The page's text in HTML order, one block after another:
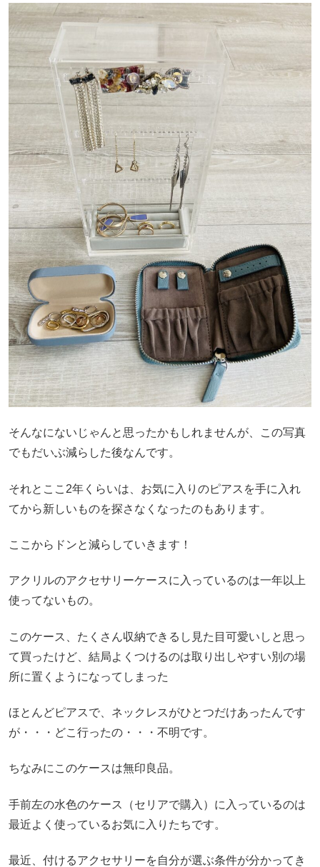
そんなにないじゃんと思ったかもしれませんが、この写真
でもだいぶ減らした後なんです。
それとここ2年くらいは、お気に入りのピアスを手に入れ
てから新しいものを探さなくなったのもあります。
ここからドンと減らしていきます！
アクリルのアクセサリーケースに入っているのは一年以上
使ってないもの。
このケース、たくさん収納できるし見た目可愛いしと思っ
て買ったけど、結局よくつけるのは取り出しやすい別の場
所に置くようになってしまった
ほとんどピアスで、ネックレスがひとつだけあったんです
が・・・どこ行ったの・・・不明です。
ちなみにこのケースは無印良品。
手前左の水色のケース（セリアで購入）に入っているのは
最近よく使っているお気に入りたちです。
最近、付けるアクセサリーを自分が選ぶ条件が分かってき